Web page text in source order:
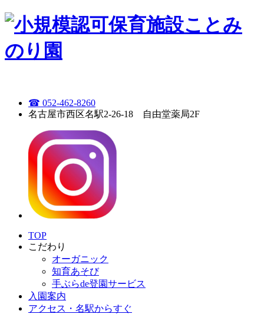
☎ 052-462-8260
名古屋市西区名駅2-26-18 自由堂薬局2F
TOP
こだわり
オーガニック
知育あそび
手ぶらde登園サービス
入園案内
アクセス・名駅からすぐ